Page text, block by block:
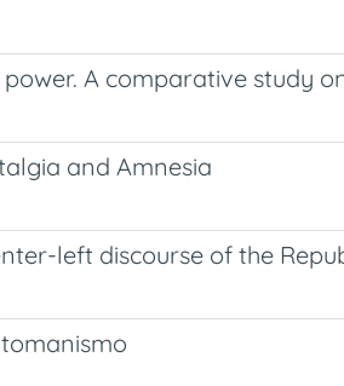
A comparative study
and Amnesia
left discourse of the